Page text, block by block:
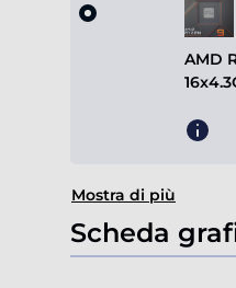
AMD
Mostra di più
Scheda